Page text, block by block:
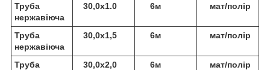
Труба
нержавіюча
30,0х1.0 6м мат/полір
Труба
нержавіюча
30,0х1,5 6м мат/полір
Труба
30,0х2,0 6м мат/полір